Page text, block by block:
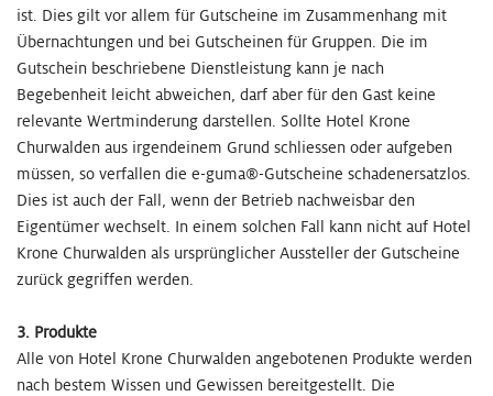
ist. Dies gilt vor allem für Gutscheine im Zusammenhang mit
Übernachtungen und bei Gutscheinen für Gruppen. Die im
Gutschein beschriebene Dienstleistung kann je nach
Begebenheit leicht abweichen, darf aber für den Gast keine
relevante Wertminderung darstellen. Sollte Hotel Krone
Churwalden aus irgendeinem Grund schliessen oder aufgeben
müssen, so verfallen die e-guma®-Gutscheine schadenersatzlos.
Dies ist auch der Fall, wenn der Betrieb nachweisbar den
Eigentümer wechselt. In einem solchen Fall kann nicht auf Hotel
Krone Churwalden als ursprünglicher Aussteller der Gutscheine
zurück gegriffen werden.
3. Produkte
Alle von Hotel Krone Churwalden angebotenen Produkte werden
nach bestem Wissen und Gewissen bereitgestellt. Die